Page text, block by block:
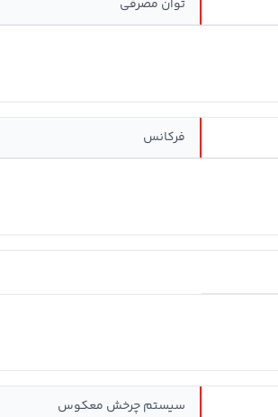
توان مصرفی
فرکانس
سيستم چرخش معکوس